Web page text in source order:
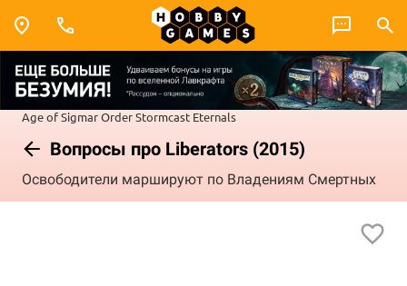
Age of SigmarOrderStormcast Eternals
Вопросы про Liberators (2015)
Освободители маршируют по Владениям Смертных